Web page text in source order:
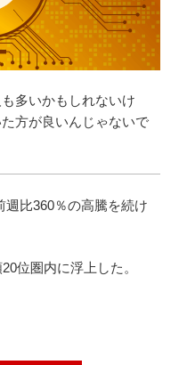
多いかもしれないけ
方が良いんじゃないで
週比360％の高騰を続け
位圏内に浮上した。